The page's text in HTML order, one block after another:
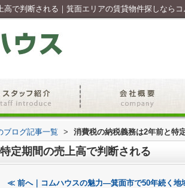
で判断される｜箕面エリアの賃貸物件探しならコ
ブログ記事一覧 > 消費税の納税義務は2年前と特
定期間の売上高で判断される
≪ 前へ｜コムハウスの魅力—箕面市で50年続く地